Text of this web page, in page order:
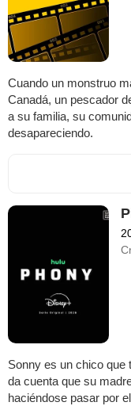
Cuando un monstruo
Canadá, un pescador
a su familia, su
desapareciendo.
Sonny es un chico
da cuenta que su
haciéndose pasar por